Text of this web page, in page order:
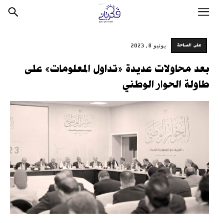
على الساحة يونيو 8, 2023
بعد محاولات عديدة «تداول المعلومات» على
طاولة الحوار الوطني